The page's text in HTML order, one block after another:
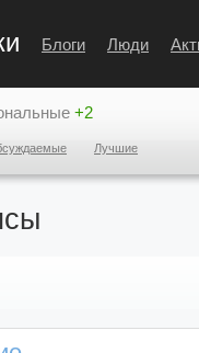
Блоги Люди
Лучшие
+2